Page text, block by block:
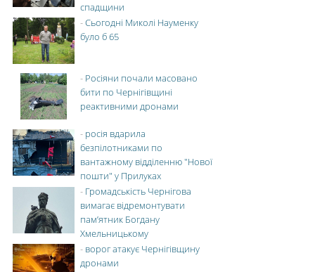
спадщини
-Сьогодні Миколі Науменку
було б 65
- Росіяни почали масовано
бити по Чернігівщині
реактивними дронами
- росія вдарила
безпілотниками по
вантажному відділенню "Нової
пошти" у Прилуках
- Громадськість Чернігова
вимагає відремонтувати
пам’ятник Богдану
Хмельницькому
- ворог атакує Чернігівщину
дронами